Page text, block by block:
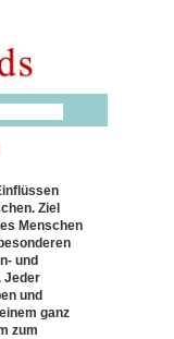
Ziel
Menschen
und
Jeder
und
ganz
zum